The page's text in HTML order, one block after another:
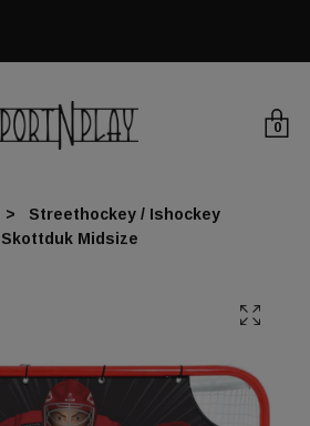
0
Streethockey / Ishockey
Skottduk Midsize